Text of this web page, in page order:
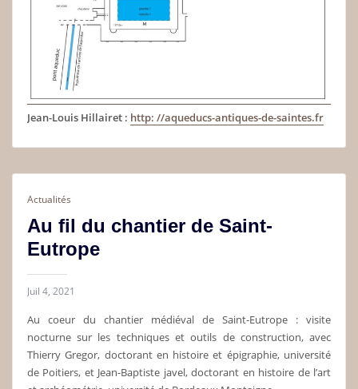
Jean-Louis Hillairet : http: //aqueducs-antiques-de-saintes.fr
Actualités
Au fil du chantier de Saint-
Eutrope
Juil 4, 2021
Au coeur du chantier médiéval de Saint-Eutrope : visite
nocturne sur les techniques et outils de construction, avec
Thierry Gregor, doctorant en histoire et épigraphie, université
de Poitiers, et Jean-Baptiste javel, doctorant en histoire de l’art